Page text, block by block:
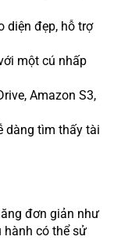
diện đẹp, hỗ trợ
một cú nhấp
Amazon S3,
dàng tìm thấy tài
đơn giản như
hành có thể sử